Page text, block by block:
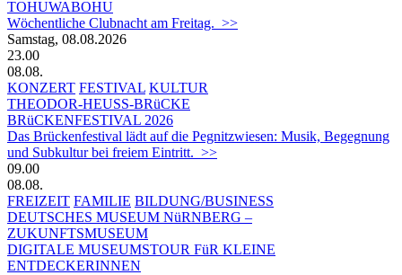
TOHUWABOHU
Wöchentliche Clubnacht am Freitag. >>
Samstag, 08.08.2026
23.00
08.08.
KONZERT FESTIVAL KULTUR
THEODOR-HEUSS-BRüCKE
BRüCKENFESTIVAL 2026
Das Brückenfestival lädt auf die Pegnitzwiesen: Musik, Begegnung
und Subkultur bei freiem Eintritt. >>
09.00
08.08.
FREIZEIT FAMILIE BILDUNG/BUSINESS
DEUTSCHES MUSEUM NüRNBERG –
ZUKUNFTSMUSEUM
DIGITALE MUSEUMSTOUR FüR KLEINE
ENTDECKERINNEN